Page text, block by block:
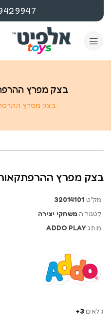
בצק מפרץ
בצק מפרץ
בצק מפרץ ההרפתקאות
מק"ט 32014101
קטגוריה:משחקי יצירה
מותג:ADDO PLAY
גילאים:3+